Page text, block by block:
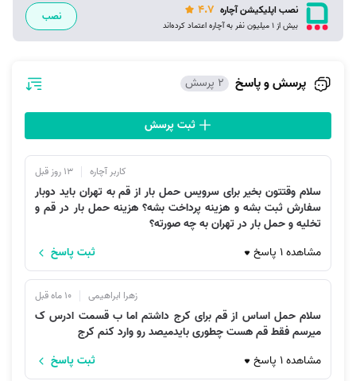
نصب اپلیکیشن آچاره 4.7
بیش از 1 میلیون نفر به آچاره اعتماد کرده‌اند
نصب
پرسش و پاسخ 2 پرسش
کاربر آچاره 13 روز قبل
سلام وقتتون بخیر برای سرویس حمل بار از قم به تهران باید دوبار
سفارش ثبت بشه و هزینه پرداخت بشه؟ هزینه حمل بار در قم و
تخلیه و حمل بار در تهران به چه صورته؟
مشاهده 1 پاسخ
ثبت پاسخ
زهرا ابراهیمی 10 ماه قبل
سلام حمل اساس از قم برای کرج داشتم اما ب قسمت ادرس ک
میرسم فقط قم هست چطوری بایدمیصد رو وارد کنم کرج
مشاهده 1 پاسخ
ثبت پاسخ